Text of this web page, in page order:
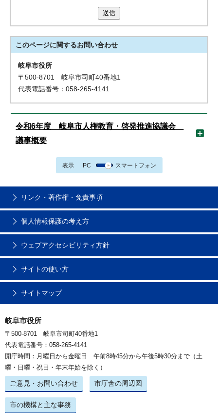
送信
このページに関するお問い合わせ
岐阜市役所
〒500-8701 岐阜市司町40番地1
代表電話番号：058-265-4141
令和6年度 岐阜市人権教育・啓発推進協議会
議事概要
表示 PC スマートフォン
リンク・著作権・免責事項
個人情報保護の考え方
ウェブアクセシビリティ方針
サイトの使い方
サイトマップ
岐阜市役所
〒500-8701 岐阜市司町40番地1
代表電話番号：058-265-4141
開庁時間：月曜日から金曜日 午前8時45分から午後5時30分まで（土
曜・日曜・祝日・年末年始を除く）
ご意見・お問い合わせ 市庁舎の周辺図
市の機構と主な事務